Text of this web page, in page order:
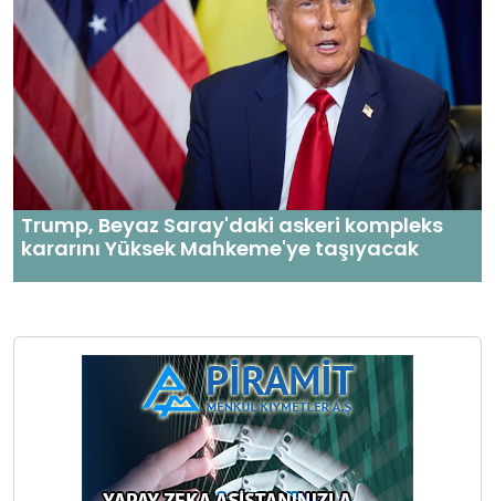
Trump, Beyaz Saray'daki askeri kompleks
kararını Yüksek Mahkeme'ye taşıyacak